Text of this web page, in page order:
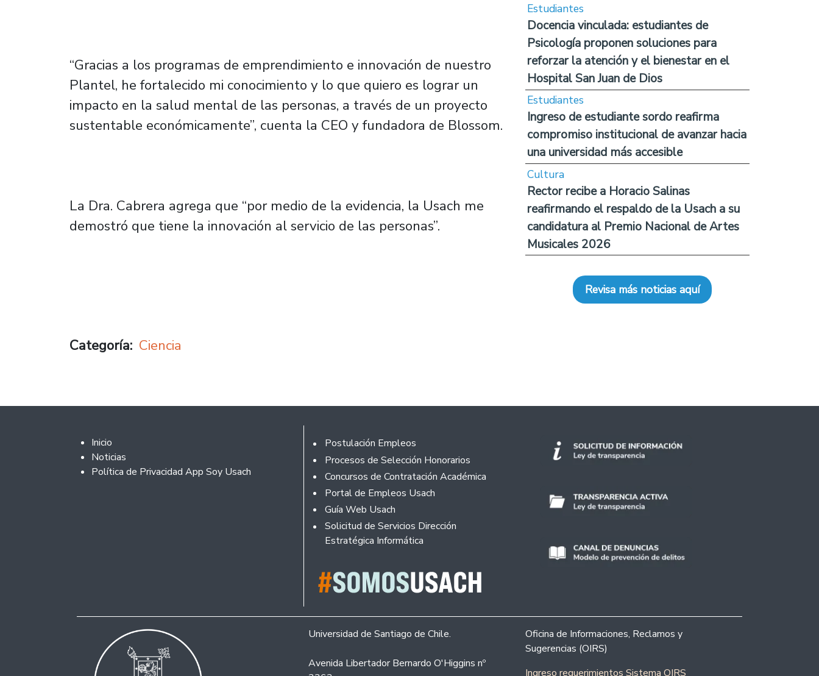
“Gracias a los programas de emprendimiento e innovación de nuestro
Plantel, he fortalecido mi conocimiento y lo que quiero es lograr un
impacto en la salud mental de las personas, a través de un proyecto
sustentable económicamente”, cuenta la CEO y fundadora de Blossom.
La Dra. Cabrera agrega que “por medio de la evidencia, la Usach me
demostró que tiene la innovación al servicio de las personas”.
Categoría Ciencia
Estudiantes
Docencia vinculada: estudiantes de
Psicología proponen soluciones para
reforzar la atención y el bienestar en el
Hospital San Juan de Dios
Estudiantes
Ingreso de estudiante sordo reafirma
compromiso institucional de avanzar hacia
una universidad más accesible
Cultura
Rector recibe a Horacio Salinas
reafirmando el respaldo de la Usach a su
candidatura al Premio Nacional de Artes
Musicales 2026
Revisa más noticias aquí
Footer 2
Inicio
Noticias
Política de Privacidad App Soy Usach
Rodapé
Postulación Empleos
Procesos de Selección Honorarios
Concursos de Contratación Académica
Portal de Empleos Usach
Guía Web Usach
Solicitud de Servicios Dirección
Estratégica Informática
Universidad de Santiago de Chile.
Avenida Libertador Bernardo O'Higgins nº
Oficina de Informaciones, Reclamos y
Sugerencias (OIRS)
Ingreso requerimientos Sistema OIRS